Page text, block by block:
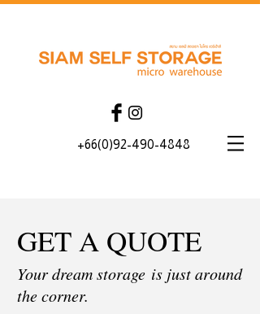
+66(0)92-490-4848
GET A QUOTE
Your dream storage is just around
the corner.